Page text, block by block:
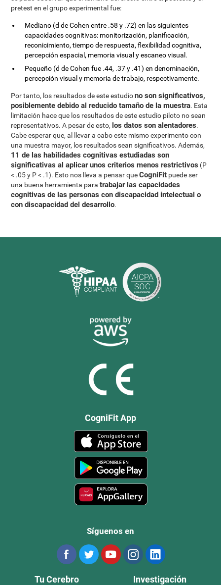
pretest en el grupo experimental fue:
Mediano (d de Cohen entre .58 y .72) en las siguientes
capacidades cognitivas: monitorización, planificación,
reconicimiento, tiempo de respuesta, flexibilidad cognitiva,
percepción espacial, memoria visual y escaneo visual.
Pequeño (d de Cohen fue .44, .37 y .41) en denominación,
percepción visual y memoria de trabajo, respectivamente.
Por tanto, los resultados de este estudiono son significativos,
posiblemente debido al reducido tamaño de la muestra. Esta
limitación hace que los resultados de este estudio piloto no sean
representativos. A pesar de esto, los datos son alentadores.
Cabe esperar que, al llevar a cabo este mismo experimento con
una muestra mayor, los resultados sean significativos. Además,
11 de las habilidades cognitivas estudiadas son
significativas al aplicar unos criterios menos restrictivos (P
< .05 y P < .1). Esto nos lleva a pensar queCogniFit puede ser
una buena herramienta paratrabajar las capacidades
cognitivas de las personas con discapacidad intelectual o
con discapacidad del desarrollo.
CogniFit App
Síguenos en
Tu Cerebro Investigación